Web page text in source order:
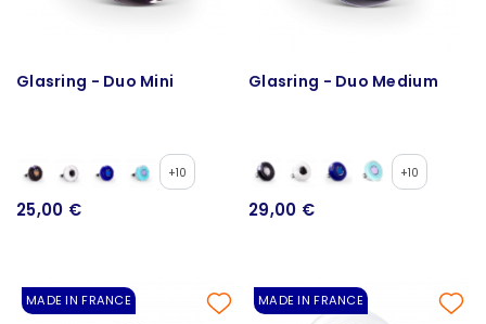
Glasring - Duo Mini
+10
25,00 €
Glasring - Duo Medium
+10
29,00 €
MADE IN FRANCE MADE IN FRANCE